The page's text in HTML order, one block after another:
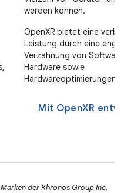
werden können.
OpenXR bietet eine
Leistung durch eine enge
Verzahnung von
Hardware sowie
Hardwareoptimierungen.
Mit OpenXR
der Khronos Group Inc.